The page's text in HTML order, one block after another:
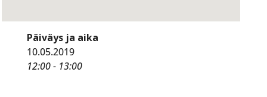
Päiväys ja aika
10.05.2019
12:00 - 13:00